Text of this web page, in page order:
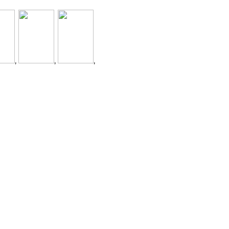
, , ,